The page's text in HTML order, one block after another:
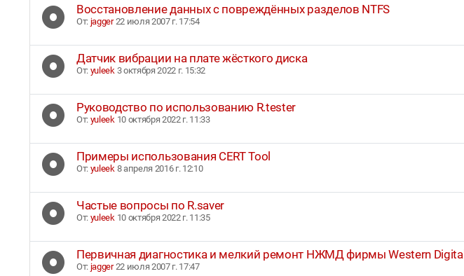
Восстановление данных c повреждённых разделов NTFS
От: jagger22 июля 2007 г. 17:54
Датчик вибрации на плате жёсткого диска
От: yuleek3 октября 2022 г. 15:32
Руководство по использованию R.tester
От: yuleek10 октября 2022 г. 11:33
Примеры использования CERT Tool
От: yuleek8 апреля 2016 г. 12:10
Частые вопросы по R.saver
От: yuleek10 октября 2022 г. 11:35
Первичная диагностика и мелкий ремонт НЖМД фирмы Western Digital
От: jagger22 июля 2007 г. 17:47